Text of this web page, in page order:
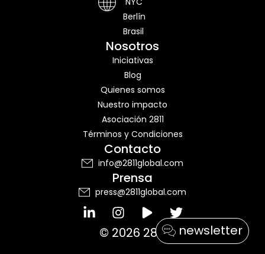
Berlín
Brasil
newsletter
Nosotros
Iniciativas
Blog
Quienes somos
Nuestro impacto
Asociación 2811
Términos y Condiciones
Contacto
info@2811global.com
Prensa
press@2811global.com
I
n
s
T
w
i
t
© 2026 2811